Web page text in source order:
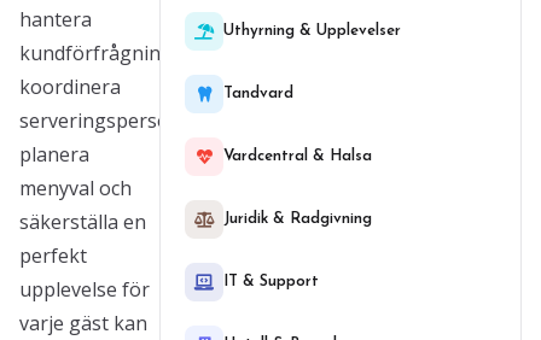
hantera
kundförfrågningar,
koordinera
serveringspersonal,
planera
menyval och
säkerställa en
perfekt
upplevelse för
varje gäst kan
Uthyrning & Upplevelser
Tandvard
Vardcentral & Halsa
Juridik & Radgivning
IT & Support